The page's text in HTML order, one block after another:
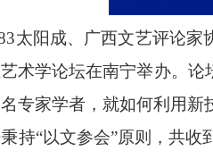
太阳成、广西文艺评论
术学论坛在南宁举办。论
名专家学者，就如何利用
持“以文参会”原则，共